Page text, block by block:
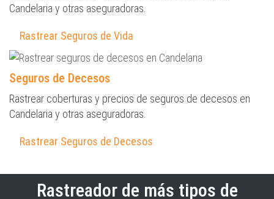
Candelaria y otras aseguradoras.
Rastrear Seguros de Vida
Seguros de Decesos
Rastrear coberturas y precios de seguros de decesos en
Candelaria y otras aseguradoras.
Rastrear Seguros de Decesos
Rastreador de más tipos de